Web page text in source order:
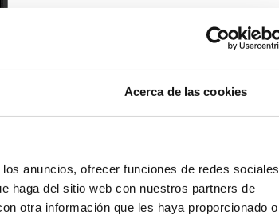
Acerca de las cookies
anuncios, ofrecer funciones de redes sociales
haga del sitio web con nuestros partners de
otra información que les haya proporcionado o